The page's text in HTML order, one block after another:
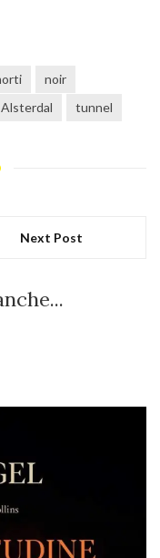
noir
tunnel
Next Post